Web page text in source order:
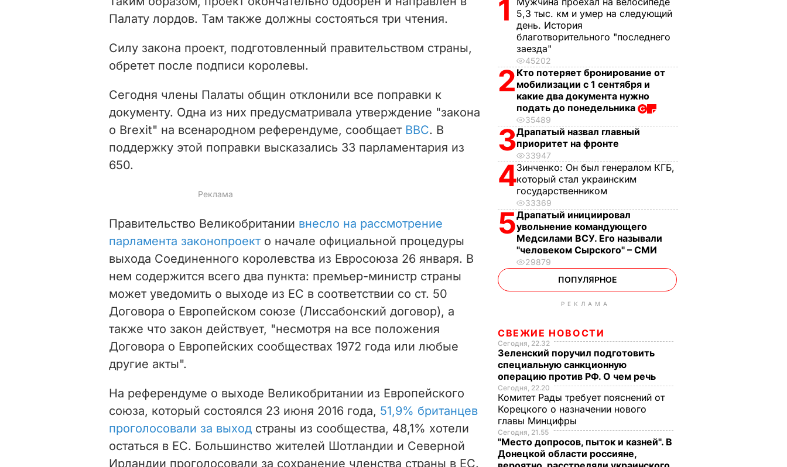
Палату лордов. Там также должны состояться три чтения.
Силу закона проект, подготовленный правительством страны,
обретет после подписи королевы.
Сегодня члены Палаты общин отклонили все поправки к
документу. Одна из них предусматривала утверждение "закона
о Brexit" на всенародном референдуме, сообщает ВВС. В
поддержку этой поправки высказались 33 парламентария из
650.
Правительство Великобритании внесло на рассмотрение
парламента законопроекто начале официальной процедуры
выхода Соединенного королевства из Евросоюза 26 января. В
нем содержится всего два пункта: премьер-министр страны
может уведомить о выходе из ЕС в соответствии со ст. 50
Договора о Европейском союзе (Лиссабонский договор), а
также что закон действует, "несмотря на все положения
Договора о Европейских сообществах 1972 года или любые
другие акты".
На референдуме о выходе Великобритании из Европейского
союза, который состоялся 23 июня 2016 года, 51,9% британцев
проголосовали за выход страны из сообщества, 48,1% хотели
остаться в ЕС. Большинство жителей Шотландии и Северной
Ирландии проголосовали за сохранение членства страны в ЕС.
1
5,3 тыс. км и умер на следующий
день. История
благотворительного "последнего
заезда"
45202
2 Кто потеряет бронирование от
мобилизации с 1 сентября и
какие два документа нужно
подать до понедельника
35489
3Драпатый назвал главный
приоритет на фронте
33947
4Зинченко: Он был генералом КГБ,
который стал украинским
государственником
33369
5Драпатый инициировал
увольнение командующего
Медсилами ВСУ. Его называли
"человеком Сырского" – СМИ
29879
ПОПУЛЯРНОЕ
РЕКЛАМА
СВЕЖИЕ НОВОСТИ
Сегодня, 22.32
Зеленский поручил подготовить
специальную санкционную
операцию против РФ. О чем речь
Сегодня, 22.20
Комитет Рады требует пояснений от
Корецкого о назначении нового
главы Минцифры
Сегодня, 21.55
"Место допросов, пыток и казней". В
Донецкой области россияне,